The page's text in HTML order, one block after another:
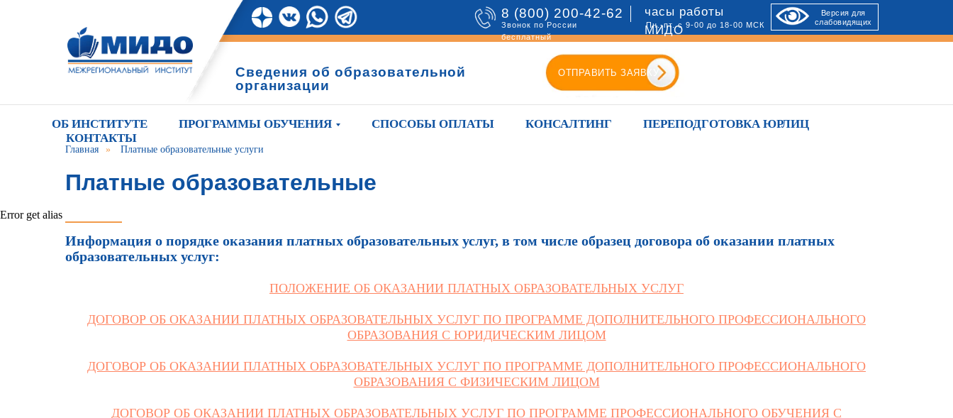
8 (800) 200-42-62
Звонок по России
бесплатный
ОТПРАВИТЬ ЗАЯВКУ
часы работы
МИДО
Пн.-пт. с 9-00 до 18-00 МСК
Версия для
слабовидящих
Сведения об образовательной
организации
ОБ ИНСТИТУТЕ ПРОГРАММЫ ОБУЧЕНИЯ СПОСОБЫ ОПЛАТЫ КОНСАЛТИНГ
ПЕРЕПОДГОТОВКА ЮРЛИЦ
КОНТАКТЫ
Главная » Платные образовательные услуги
Платные образовательные
услуги
Error get alias
Информация о порядке оказания платных образовательных услуг, в том числе образец договора об оказании платных
образовательных услуг:
ПОЛОЖЕНИЕ ОБ ОКАЗАНИИ ПЛАТНЫХ ОБРАЗОВАТЕЛЬНЫХ УСЛУГ
ДОГОВОР ОБ ОКАЗАНИИ ПЛАТНЫХ ОБРАЗОВАТЕЛЬНЫХ УСЛУГ ПО ПРОГРАММЕ ДОПОЛНИТЕЛЬНОГО ПРОФЕССИОНАЛЬНОГО
ОБРАЗОВАНИЯ С ЮРИДИЧЕСКИМ ЛИЦОМ
ДОГОВОР ОБ ОКАЗАНИИ ПЛАТНЫХ ОБРАЗОВАТЕЛЬНЫХ УСЛУГ ПО ПРОГРАММЕ ДОПОЛНИТЕЛЬНОГО ПРОФЕССИОНАЛЬНОГО
ОБРАЗОВАНИЯ С ФИЗИЧЕСКИМ ЛИЦОМ
ДОГОВОР ОБ ОКАЗАНИИ ПЛАТНЫХ ОБРАЗОВАТЕЛЬНЫХ УСЛУГ ПО ПРОГРАММЕ ПРОФЕССИОНАЛЬНОГО ОБУЧЕНИЯ С